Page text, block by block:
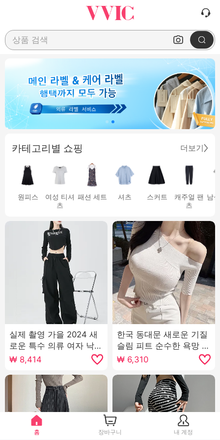
상품 검색
카테고리별 쇼핑 더보기
원피스
여성 티셔
츠
패션 세트 셔츠 스커트
캐주얼 팬
츠
남
실제 촬영 가을 2024 새
로운 특수 의류 여자 낙하
산 여가 와이드 레깅스 바
지 높은 허리 미국인 작은
남자 스포츠 바지
₩ 8,414
한국 동대문 새로운 기질
슬림 피트 순수한 욕망 디
스플레이 몸 섹시한 뜨거
운 소녀 짧은 단락 와일드
니트웨어 티셔츠 여자
₩ 6,310
홈 장바구니 내 계정